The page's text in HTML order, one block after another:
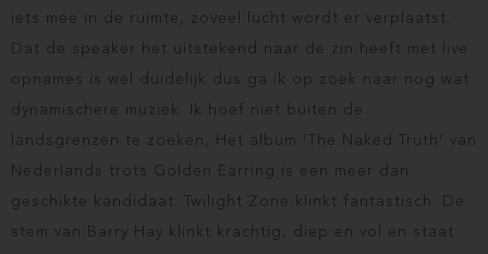
iets mee in de ruimte, zoveel lucht wordt er verplaatst.
Dat de speaker het uitstekend naar de zin heeft met live
opnames is wel duidelijk dus ga ik op zoek naar nog wat
dynamischere muziek. Ik hoef niet buiten de
landsgrenzen te zoeken, Het album ‘The Naked Truth’ van
Nederlands trots Golden Earring is een meer dan
geschikte kandidaat. Twilight Zone klinkt fantastisch. De
stem van Barry Hay klinkt krachtig, diep en vol en staat